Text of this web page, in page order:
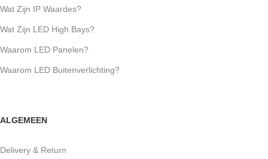
Wat Zijn IP Waardes?
Wat Zijn LED High Bays?
Waarom LED Panelen?
Waarom LED Buitenverlichting?
ALGEMEEN
Delivery & Return